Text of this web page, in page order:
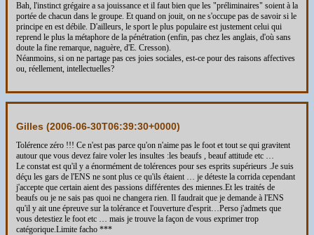
Bah, l'instinct grégaire a sa jouissance et il faut bien que les "préliminaires" soient à la
portée de chacun dans le groupe. Et quand on jouit, on ne s'occupe pas de savoir si le
principe en est débile. D'ailleurs, le sport le plus populaire est justement celui qui
reprend le plus la métaphore de la pénétration (enfin, pas chez les anglais, d'où sans
doute la fine remarque, naguère, d'E. Cresson).
Néanmoins, si on ne partage pas ces joies sociales, est-ce pour des raisons affectives
ou, réellement, intellectuelles?
Gilles (2006-06-30T06:39:30+0000)
Tolérence zéro !!! Ce n'est pas parce qu'on n'aime pas le foot et tout se qui gravitent
autour que vous devez faire voler les insultes :les beaufs , beauf attitude etc …
Le constat est qu'il y a énormément de tolérences pour ses esprits supérieurs .Je suis
déçu les gars de l'ENS ne sont plus ce qu'ils étaient … je déteste la corrida cependant
j'accepte que certain aient des passions différentes des miennes.Et les traités de
beaufs ou je ne sais pas quoi ne changera rien. Il faudrait que je demande à l'ENS
qu'il y ait une épreuve sur la tolérance et l'ouverture d'esprit…Perso j'admets que
vous detestiez le foot etc … mais je trouve la façon de vous exprimer trop
catégorique.Limite facho ***